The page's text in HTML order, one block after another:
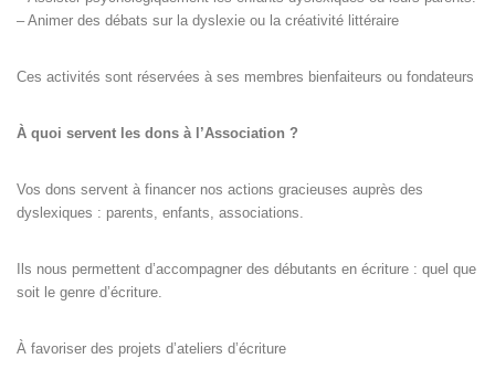
– Animer des débats sur la dyslexie ou la créativité littéraire
Ces activités sont réservées à ses membres bienfaiteurs ou fondateurs
À quoi servent les dons à l’Association ?
Vos dons servent à financer nos actions gracieuses auprès des
dyslexiques : parents, enfants, associations.
Ils nous permettent d’accompagner des débutants en écriture : quel que
soit le genre d’écriture.
À favoriser des projets d’ateliers d’écriture